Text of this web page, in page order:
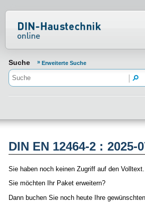
Suche Erweiterte Suche
DIN EN 12464-2 : 2025-
Sie haben noch keinen Zugriff auf den Volltext.
Sie möchten Ihr Paket erweitern?
Dann buchen Sie noch heute Ihre gewünschten